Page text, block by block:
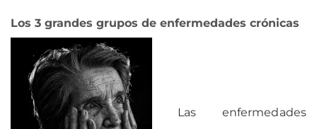
Los 3 grandes grupos de enfermedades crónicas
Las enfermedades